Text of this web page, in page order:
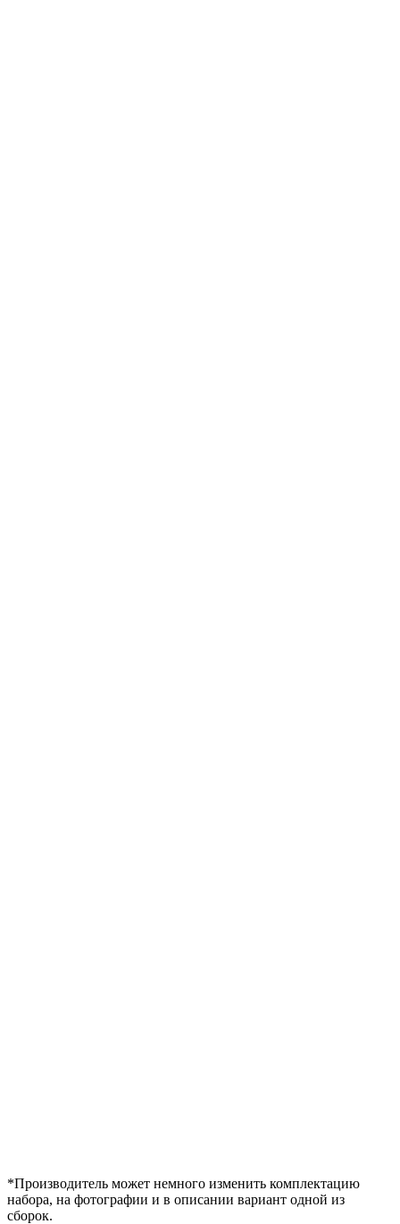
*Производитель может немного изменить комплектацию
набора, на фотографии и в описании вариант одной из
сборок.